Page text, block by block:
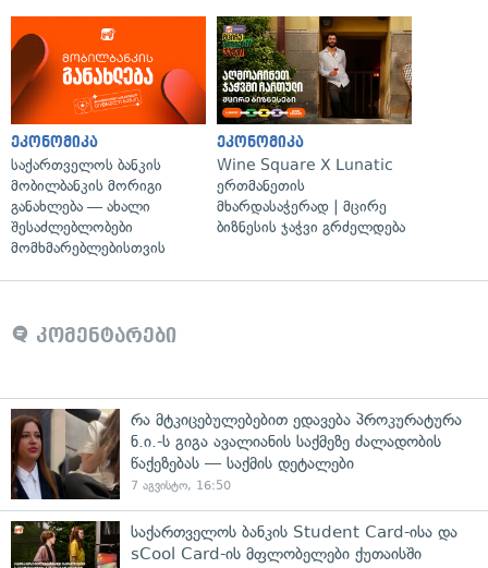
ეკონომიკა
საქართველოს ბანკის
მობილბანკის მორიგი
განახლება — ახალი
შესაძლებლობები
მომხმარებლებისთვის
ეკონომიკა
Wine Square X Lunatic
ერთმანეთის
მხარდასაჭერად | მცირე
ბიზნესის ჯაჭვი გრძელდება
კომენტარები
რა მტკიცებულებებით ედავება პროკურატურა
ნ.ი.-ს გიგა ავალიანის საქმეზე ძალადობის
წაქეზებას — საქმის დეტალები
7 აგვისტო, 16:50
საქართველოს ბანკის Student Card-ისა და
sCool Card-ის მფლობელები ქუთაისში